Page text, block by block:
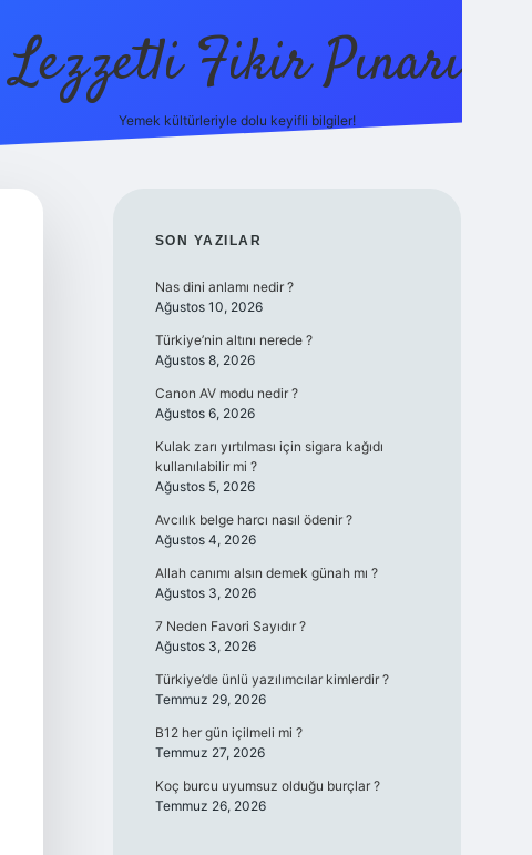
Lezzetli Fikir Pınarı
Yemek kültürleriyle dolu keyifli bilgiler!
SIDEBAR
SON YAZILAR
Nas dini anlamı nedir ?
Ağustos 10, 2026
Türkiye’nin altını nerede ?
Ağustos 8, 2026
Canon AV modu nedir ?
Ağustos 6, 2026
Kulak zarı yırtılması için sigara kağıdı
kullanılabilir mi ?
Ağustos 5, 2026
Avcılık belge harcı nasıl ödenir ?
Ağustos 4, 2026
Allah canımı alsın demek günah mı ?
Ağustos 3, 2026
7 Neden Favori Sayıdır ?
Ağustos 3, 2026
Türkiye’de ünlü yazılımcılar kimlerdir ?
Temmuz 29, 2026
B12 her gün içilmeli mi ?
Temmuz 27, 2026
Koç burcu uyumsuz olduğu burçlar ?
Temmuz 26, 2026